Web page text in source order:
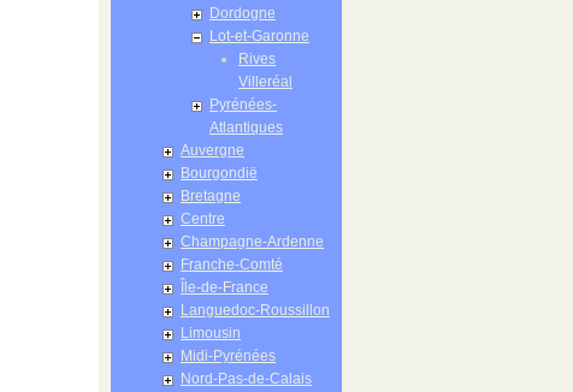
Dordogne
Lot-et-Garonne
Rives
Villeréal
Pyrénées-
Atlantiques
Auvergne
Bourgondië
Bretagne
Centre
Champagne-Ardenne
Franche-Comté
Île-de-France
Languedoc-Roussillon
Limousin
Midi-Pyrénées
Nord-Pas-de-Calais